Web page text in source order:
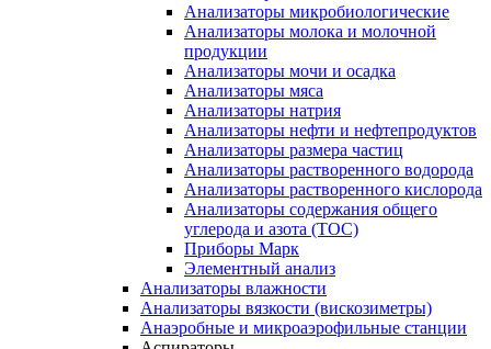
Анализаторы микробиологические
Анализаторы молока и молочной
продукции
Анализаторы мочи и осадка
Анализаторы мяса
Анализаторы натрия
Анализаторы нефти и нефтепродуктов
Анализаторы размера частиц
Анализаторы растворенного водорода
Анализаторы растворенного кислорода
Анализаторы содержания общего
углерода и азота (ТОС)
Приборы Марк
Элементный анализ
Анализаторы влажности
Анализаторы вязкости (вискозиметры)
Анаэробные и микроаэрофильные станции